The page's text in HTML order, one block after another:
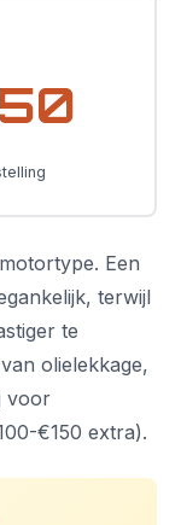
Een
terwijl
te
olielekkage,
voor
€150 extra).